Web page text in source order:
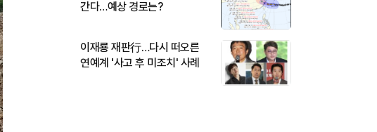
간다…예상 경로는?
이재룡 재판行…다시 떠오른
연예계 '사고 후 미조치' 사례